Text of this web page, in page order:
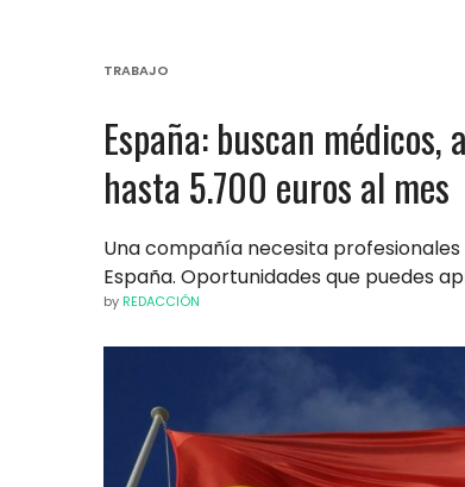
TRABAJO
España: buscan
hasta 5.700 euros al mes
Una compañía necesita
España. Oportunidades que puedes
by REDACCIÓN